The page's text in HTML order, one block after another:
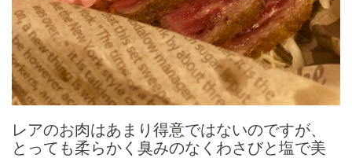
レアのお肉はあまり得意ではないのですが、
とっても柔らかく臭みのなくわさびと塩で美